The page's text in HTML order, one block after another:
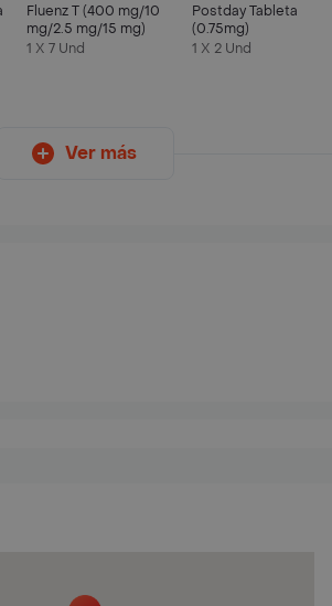
Fluenz T (400 mg/10
mg/2.5 mg/15 mg)
1 X 7 Und
Postday Tableta
(0.75mg)
1 X 2 Und
Ver más